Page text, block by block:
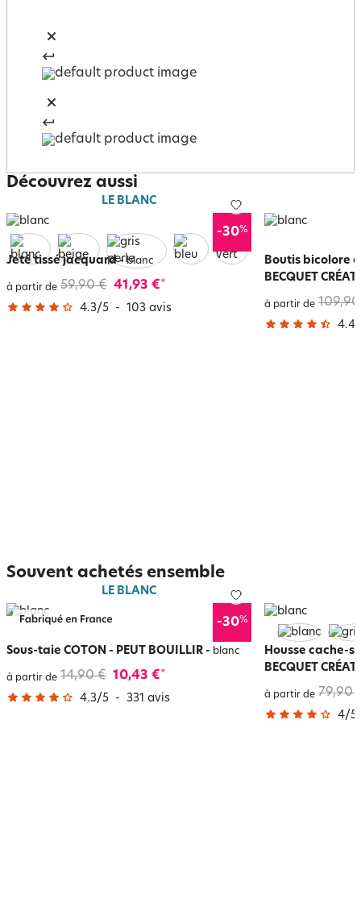
Découvrez aussi
LE BLANC
-30%
Jeté tissé jacquard-blanc
à partir de 59,90 € 41,93 €*
4.3/5 - 103 avis
Boutis bicolore
BECQUET
à partir de
4.4
Souvent achetés ensemble
LE BLANC
-30%
Sous-taie COTON - PEUT BOUILLIR - blanc
à partir de 14,90 € 10,43 €*
4.3/5 - 331 avis
Housse cache-
BECQUET
à partir de 79,90
4/5